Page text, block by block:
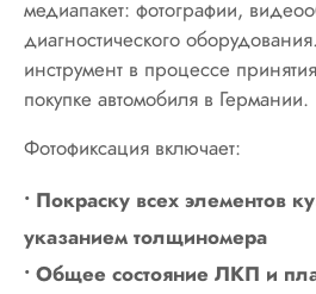
медиапакет: фотографии,
диагностического
инструмент в процессе
покупке автомобиля в Германии.
Фотофиксация включает:
• Покраску всех элементов
указанием толщиномера
• Общее состояние ЛКП и